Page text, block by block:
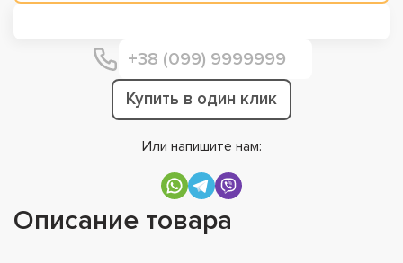
Купить в один клик
Или напишите нам:
Описание товара